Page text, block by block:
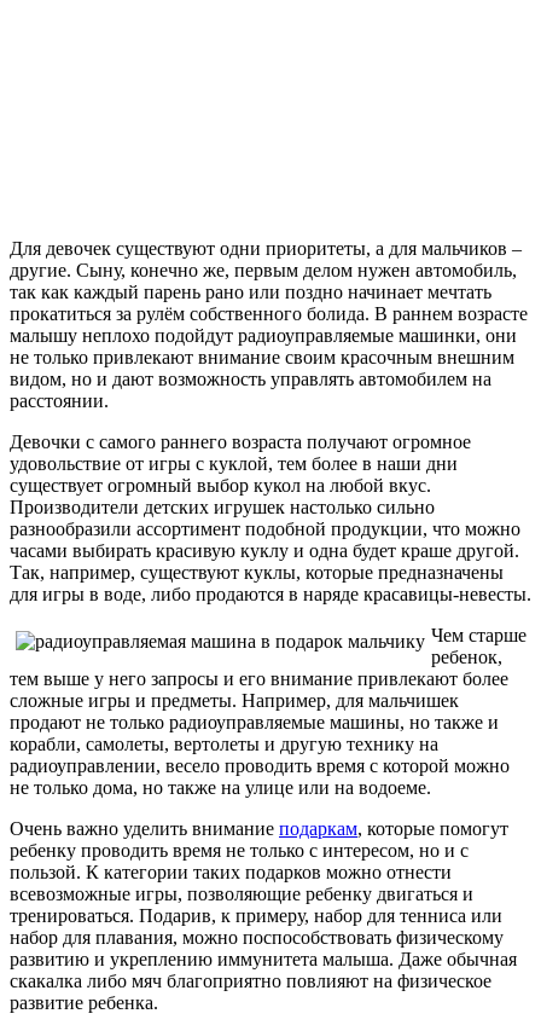
Для девочек существуют одни приоритеты, а для мальчиков –
другие. Сыну, конечно же, первым делом нужен автомобиль,
так как каждый парень рано или поздно начинает мечтать
прокатиться за рулём собственного болида. В раннем возрасте
малышу неплохо подойдут радиоуправляемые машинки, они
не только привлекают внимание своим красочным внешним
видом, но и дают возможность управлять автомобилем на
расстоянии.
Девочки с самого раннего возраста получают огромное
удовольствие от игры с куклой, тем более в наши дни
существует огромный выбор кукол на любой вкус.
Производители детских игрушек настолько сильно
разнообразили ассортимент подобной продукции, что можно
часами выбирать красивую куклу и одна будет краше другой.
Так, например, существуют куклы, которые предназначены
для игры в воде, либо продаются в наряде красавицы-невесты.
Чем старше
ребенок,
тем выше у него запросы и его внимание привлекают более
сложные игры и предметы. Например, для мальчишек
продают не только радиоуправляемые машины, но также и
корабли, самолеты, вертолеты и другую технику на
радиоуправлении, весело проводить время с которой можно
не только дома, но также на улице или на водоеме.
Очень важно уделить внимание подаркам, которые помогут
ребенку проводить время не только с интересом, но и с
пользой. К категории таких подарков можно отнести
всевозможные игры, позволяющие ребенку двигаться и
тренироваться. Подарив, к примеру, набор для тенниса или
набор для плавания, можно поспособствовать физическому
развитию и укреплению иммунитета малыша. Даже обычная
скакалка либо мяч благоприятно повлияют на физическое
развитие ребенка.